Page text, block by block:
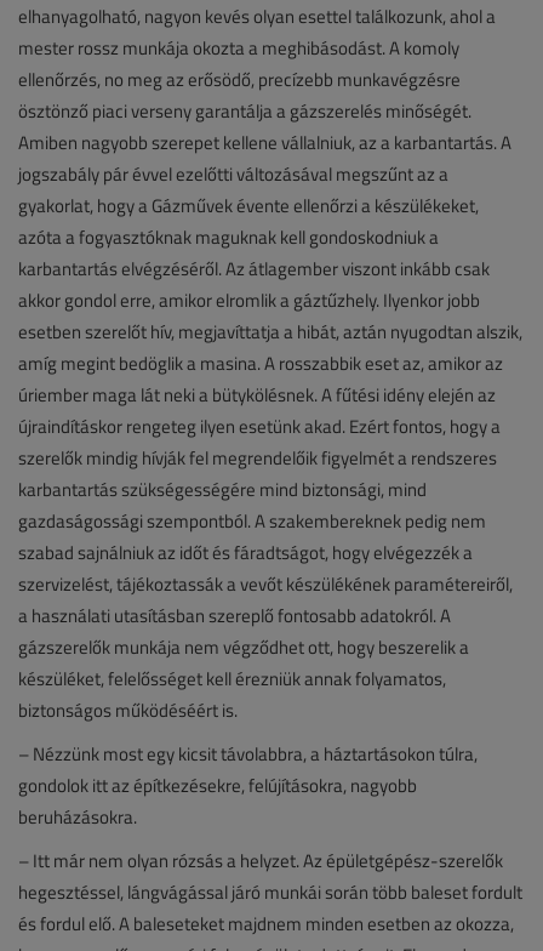
elhanyagolható, nagyon kevés olyan esettel találkozunk, ahol a
mester rossz munkája okozta a meghibásodást. A komoly
ellenőrzés, no meg az erősödő, precízebb munkavégzésre
ösztönző piaci verseny garantálja a gázszerelés minőségét.
Amiben nagyobb szerepet kellene vállalniuk, az a karbantartás. A
jogszabály pár évvel ezelőtti változásával megszűnt az a
gyakorlat, hogy a Gázművek évente ellenőrzi a készülékeket,
azóta a fogyasztóknak maguknak kell gondoskodniuk a
karbantartás elvégzéséről. Az átlagember viszont inkább csak
akkor gondol erre, amikor elromlik a gáztűzhely. Ilyenkor jobb
esetben szerelőt hív, megjavíttatja a hibát, aztán nyugodtan alszik,
amíg megint bedöglik a masina. A rosszabbik eset az, amikor az
úriember maga lát neki a bütykölésnek. A fűtési idény elején az
újraindításkor rengeteg ilyen esetünk akad. Ezért fontos, hogy a
szerelők mindig hívják fel megrendelőik figyelmét a rendszeres
karbantartás szükségességére mind biztonsági, mind
gazdaságossági szempontból. A szakembereknek pedig nem
szabad sajnálniuk az időt és fáradtságot, hogy elvégezzék a
szervizelést, tájékoztassák a vevőt készülékének paramétereiről,
a használati utasításban szereplő fontosabb adatokról. A
gázszerelők munkája nem végződhet ott, hogy beszerelik a
készüléket, felelősséget kell érezniük annak folyamatos,
biztonságos működéséért is.
– Nézzünk most egy kicsit távolabbra, a háztartásokon túlra,
gondolok itt az építkezésekre, felújításokra, nagyobb
beruházásokra.
– Itt már nem olyan rózsás a helyzet. Az épületgépész-szerelők
hegesztéssel, lángvágással járó munkái során több baleset fordult
és fordul elő. A baleseteket majdnem minden esetben az okozza,